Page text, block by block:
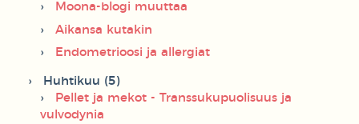
Moona-blogi muuttaa
Aikansa kutakin
Endometrioosi ja allergiat
Huhtikuu (5)
Pellet ja mekot - Transsukupuolisuus ja
vulvodynia